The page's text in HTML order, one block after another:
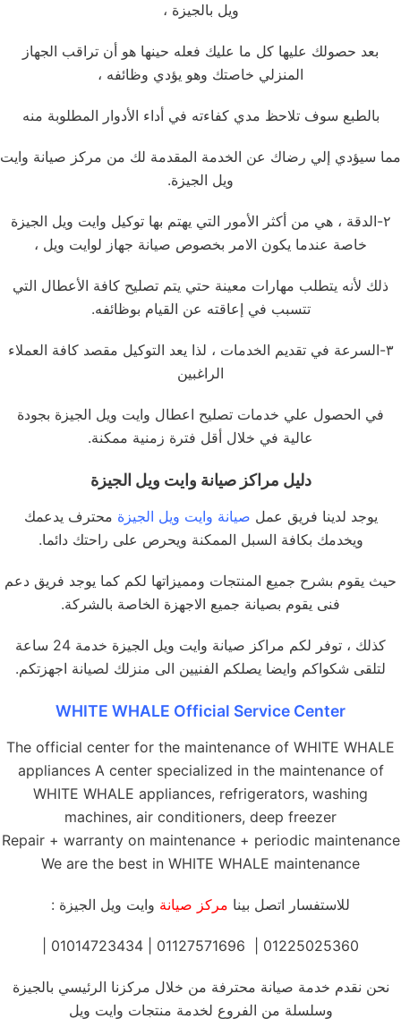
ويل بالجيزة ،
بعد حصولك عليها كل ما عليك فعله حينها هو أن تراقب الجهاز
المنزلي خاصتك وهو يؤدي وظائفه ،
بالطبع سوف تلاحظ مدي كفاءته في أداء الأدوار المطلوبة منه
مما سيؤدي إلي رضاك عن الخدمة المقدمة لك من مركز صيانة وايت
ويل الجيزة.
٢-الدقة ، هي من أكثر الأمور التي يهتم بها توكيل وايت ويل الجيزة
خاصة عندما يكون الامر بخصوص صيانة جهاز لوايت ويل ،
ذلك لأنه يتطلب مهارات معينة حتي يتم تصليح كافة الأعطال التي
تتسبب في إعاقته عن القيام بوظائفه.
٣-السرعة في تقديم الخدمات ، لذا يعد التوكيل مقصد كافة العملاء
الراغبين
في الحصول علي خدمات تصليح اعطال وايت ويل الجيزة بجودة
عالية في خلال أقل فترة زمنية ممكنة.
دليل مراكز صيانة وايت ويل الجيزة
يوجد لدينا فريق عمل صيانة وايت ويل الجيزة محترف يدعمك
ويخدمك بكافة السبل الممكنة ويحرص على راحتك دائما.
حيث يقوم بشرح جميع المنتجات ومميزاتها لكم كما يوجد فريق دعم
فنى يقوم بصيانة جميع الاجهزة الخاصة بالشركة.
كذلك ، توفر لكم مراكز صيانة وايت ويل الجيزة خدمة 24 ساعة
لتلقى شكواكم وايضا يصلكم الفنيين الى منزلك لصيانة اجهزتكم.
WHITE WHALE Official Service Center
The official center for the maintenance of WHITE WHALE
appliances A center specialized in the maintenance of
WHITE WHALE appliances, refrigerators, washing
machines, air conditioners, deep freezer
Repair + warranty on maintenance + periodic maintenance
We are the best in WHITE WHALE maintenance
للاستفسار اتصل بينا مركز صيانة وايت ويل الجيزة :
01225025360 | 01127571696 | 01014723434 |
نحن نقدم خدمة صيانة محترفة من خلال مركزنا الرئيسي بالجيزة
وسلسلة من الفروع لخدمة منتجات وايت ويل